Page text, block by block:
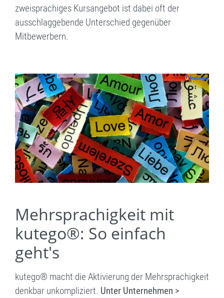
zweisprachiges Kursangebot ist dabei oft der
ausschlaggebende Unterschied gegenüber
Mitbewerbern.
Mehrsprachigkeit mit
kutego®: So einfach
geht's
kutego® macht die Aktivierung der Mehrsprachigkeit
denkbar unkompliziert. Unter Unternehmen >